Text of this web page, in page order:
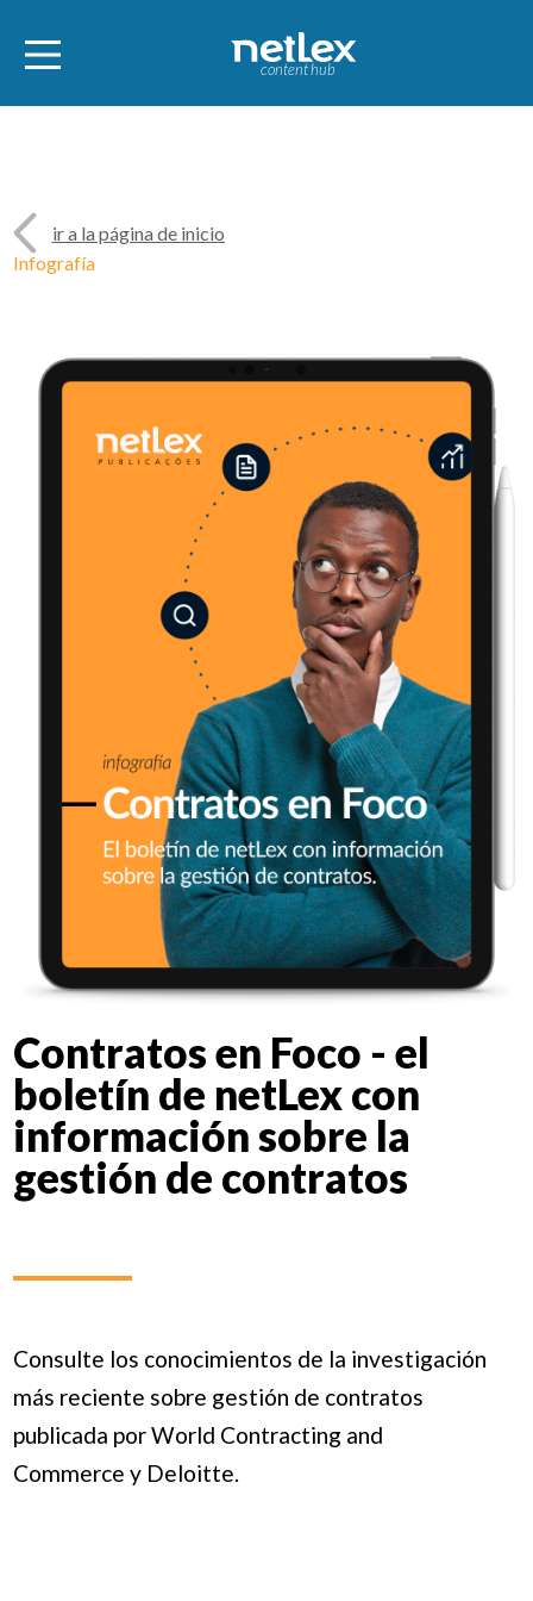
content hub
Infografía
ir a la página de inicio
Contratos en Foco - el
boletín de netLex con
información sobre la
gestión de contratos
Consulte los conocimientos de la investigación
más reciente sobre gestión de contratos
publicada por World Contracting and
Commerce y Deloitte.